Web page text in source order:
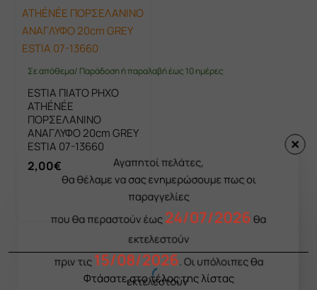
Αγαπητοί πελάτες,
θα θέλαμε να σας ενημερώσουμε πως οι
παραγγελίες
που θα περαστούν έως24/07/2026θα
εκτελεστούν
πριν τις15/08/2026. Οι υπόλοιπες θα
εκτελεστούν
Σε απόθεμα/ Παράδοση ή παραλαβή έως 10 ημέρες
ESTIA ΠΙΑΤΟ ΡΗΧΟ
ATHÉNÉE
ΠΟΡΣΕΛΑΝΙΝΟ
ΑΝΑΓΛΥΦΟ 20cm GREY
ESTIA 07-13660
2,00€
Φτάσατε στο τέλος της λίστας